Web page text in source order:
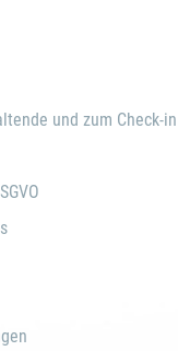
und zum Check-in